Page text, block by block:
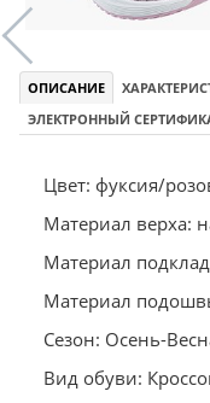
ОПИСАНИЕ
ЭЛЕКТРОННЫЙ
Цвет: фуксия/
Материал верха:
Материал
Материал
Сезон: Осень-
Вид обуви: